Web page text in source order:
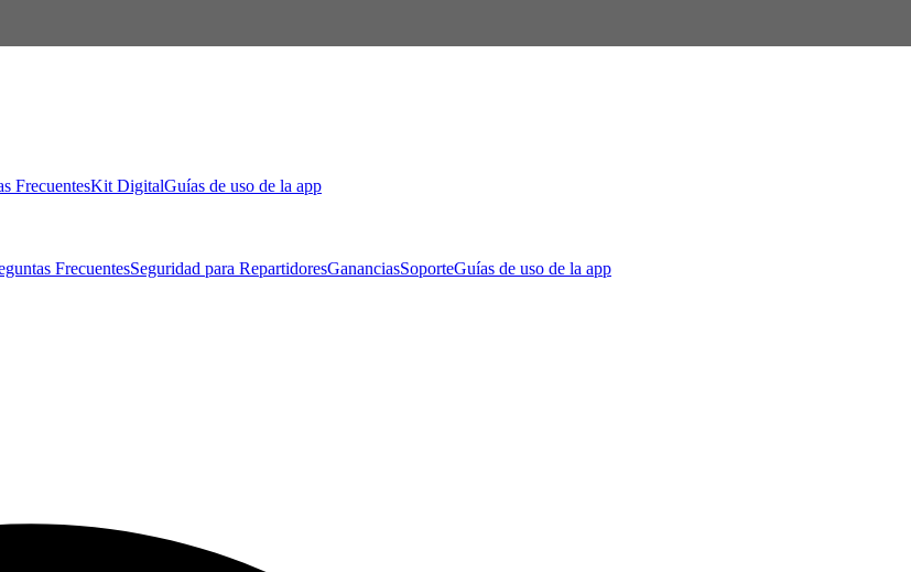
FrecuentesKit DigitalGuías de uso de la app
FrecuentesSeguridad para RepartidoresGananciasSoporteGuías de uso de la app